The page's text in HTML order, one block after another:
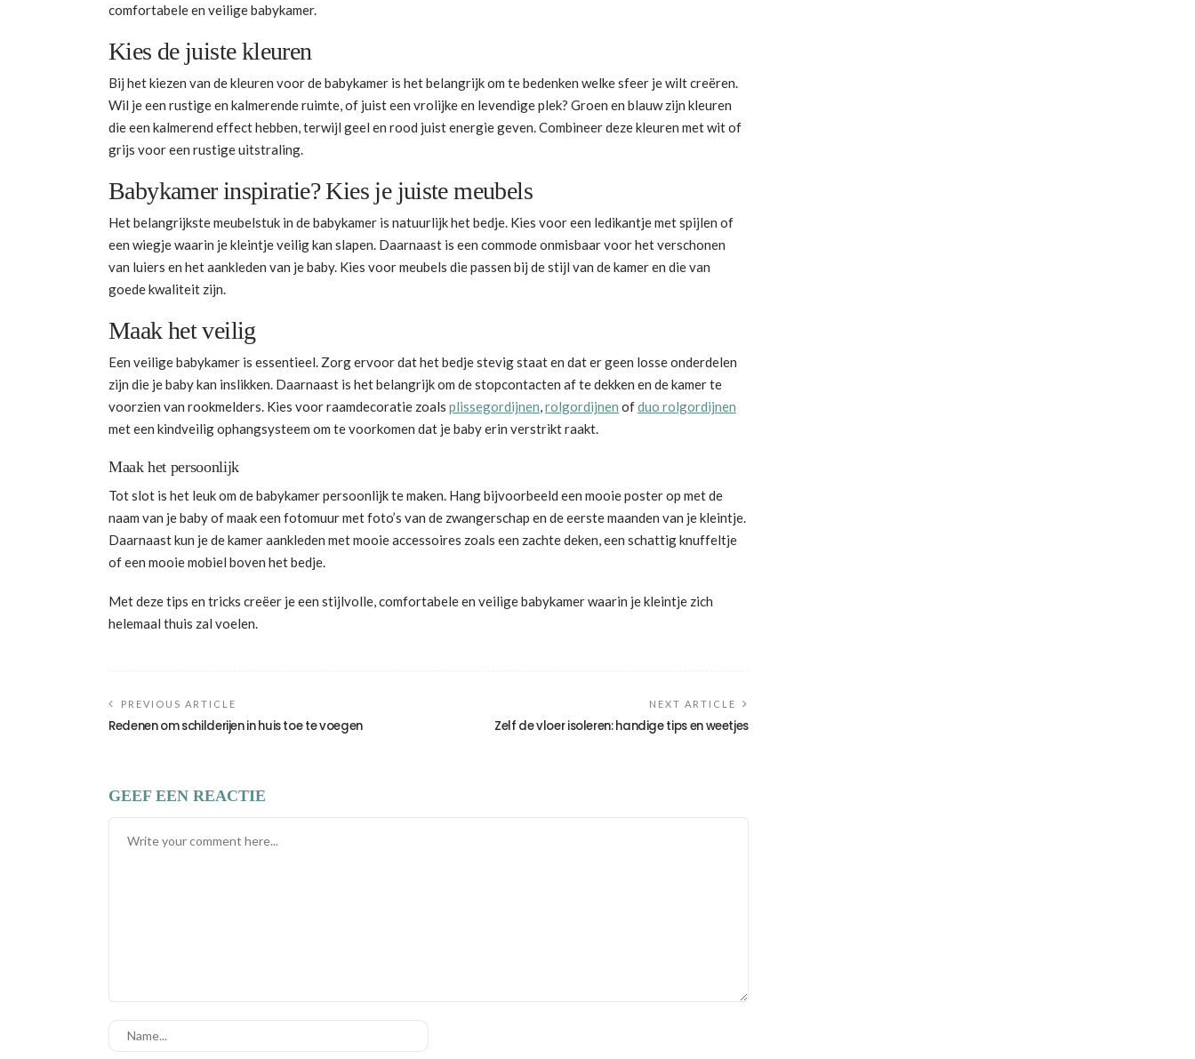
comfortabele en veilige babykamer.
Kies de juiste kleuren
Bij het kiezen van de kleuren voor de babykamer is het belangrijk om te bedenken welke sfeer je wilt creëren.
Wil je een rustige en kalmerende ruimte, of juist een vrolijke en levendige plek? Groen en blauw zijn kleuren
die een kalmerend effect hebben, terwijl geel en rood juist energie geven. Combineer deze kleuren met wit of
grijs voor een rustige uitstraling.
Babykamer inspiratie? Kies je juiste meubels
Het belangrijkste meubelstuk in de babykamer is natuurlijk het bedje. Kies voor een ledikantje met spijlen of
een wiegje waarin je kleintje veilig kan slapen. Daarnaast is een commode onmisbaar voor het verschonen
van luiers en het aankleden van je baby. Kies voor meubels die passen bij de stijl van de kamer en die van
goede kwaliteit zijn.
Maak het veilig
Een veilige babykamer is essentieel. Zorg ervoor dat het bedje stevig staat en dat er geen losse onderdelen
zijn die je baby kan inslikken. Daarnaast is het belangrijk om de stopcontacten af te dekken en de kamer te
voorzien van rookmelders. Kies voor raamdecoratie zoals plissegordijnen,rolgordijnen ofduo rolgordijnen
met een kindveilig ophangsysteem om te voorkomen dat je baby erin verstrikt raakt.
Maak het persoonlijk
Tot slot is het leuk om de babykamer persoonlijk te maken. Hang bijvoorbeeld een mooie poster op met de
naam van je baby of maak een fotomuur met foto’s van de zwangerschap en de eerste maanden van je kleintje.
Daarnaast kun je de kamer aankleden met mooie accessoires zoals een zachte deken, een schattig knuffeltje
of een mooie mobiel boven het bedje.
Met deze tips en tricks creëer je een stijlvolle, comfortabele en veilige babykamer waarin je kleintje zich
helemaal thuis zal voelen.
PREVIOUS ARTICLE
Redenen om schilderijen in huis toe te voegen
NEXT ARTICLE
Zelf de vloer isoleren: handige tips en weetjes
GEEF EEN REACTIE